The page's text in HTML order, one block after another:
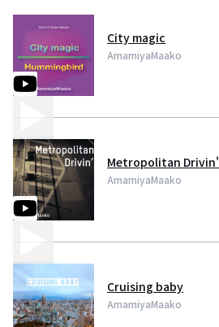
City magic
AmamiyaMaako
Metropolitan Drivin'
AmamiyaMaako
Cruising baby
AmamiyaMaako